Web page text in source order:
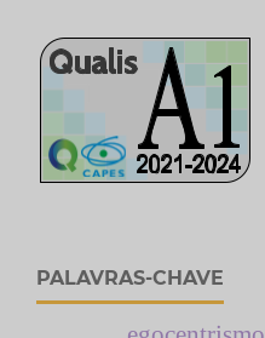
PALAVRAS-CHAVE